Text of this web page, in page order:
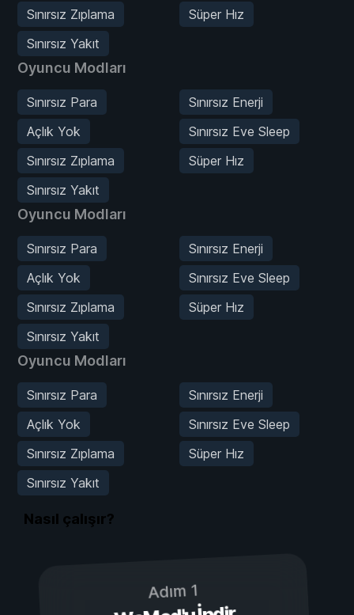
Sınırsız Zıplama
Süper Hız
Sınırsız Yakıt
Oyuncu Modları
Sınırsız Para
Sınırsız Enerji
Açlık Yok
Sınırsız Eve Sleep
Sınırsız Zıplama
Süper Hız
Sınırsız Yakıt
Oyuncu Modları
Sınırsız Para
Sınırsız Enerji
Açlık Yok
Sınırsız Eve Sleep
Sınırsız Zıplama
Süper Hız
Sınırsız Yakıt
Oyuncu Modları
Sınırsız Para
Sınırsız Enerji
Açlık Yok
Sınırsız Eve Sleep
Sınırsız Zıplama
Süper Hız
Sınırsız Yakıt
Nasıl çalışır?
Adım 1